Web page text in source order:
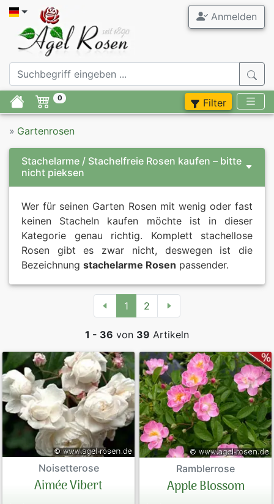
Anmelden
0 Filter
» Gartenrosen
Stachelarme / Stachelfreie Rosen kaufen – bitte
nicht pieksen
Wer für seinen Garten Rosen mit wenig oder fast
keinen Stacheln kaufen möchte ist in dieser
Kategorie genau richtig. Komplett stachellose
Rosen gibt es zwar nicht, deswegen ist die
Bezeichnung stachelarme Rosen passender.
1 2
1 - 36 von 39 Artikeln
Noisetterose
Aimée Vibert
Ramblerrose
Apple Blossom
ADR Rosen
Duftrosen
Rosen im
Moderne
Historische
Rosen
Zubehör
Flieder
Stauden
AGB
Impressum
Links